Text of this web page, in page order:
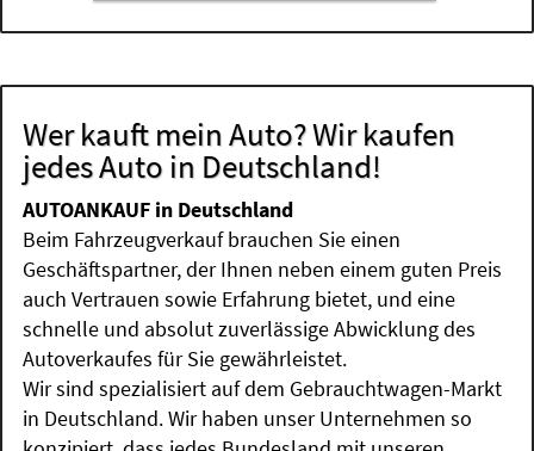
Wer kauft mein Auto? Wir kaufen
jedes Auto in Deutschland!
AUTOANKAUF in Deutschland
Beim Fahrzeugverkauf brauchen Sie einen
Geschäftspartner, der Ihnen neben einem guten Preis
auch Vertrauen sowie Erfahrung bietet, und eine
schnelle und absolut zuverlässige Abwicklung des
Autoverkaufes für Sie gewährleistet.
Wir sind spezialisiert auf dem Gebrauchtwagen-Markt
in Deutschland. Wir haben unser Unternehmen so